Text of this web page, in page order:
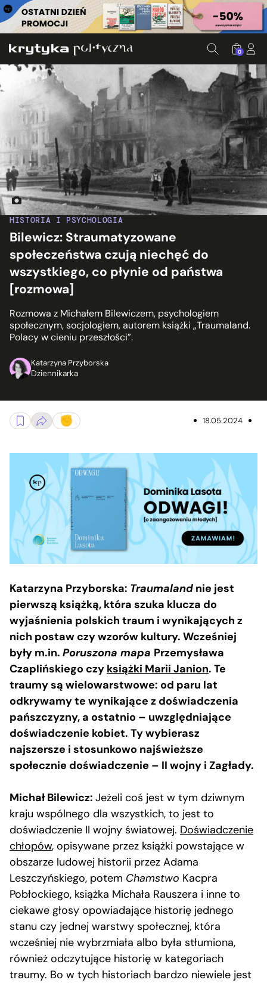
0
HISTORIA I PSYCHOLOGIA
Bilewicz: Straumatyzowane
społeczeństwa czują niechęć do
wszystkiego, co płynie od państwa
[rozmowa]
Rozmowa z Michałem Bilewiczem, psychologiem
społecznym, socjologiem, autorem książki „Traumaland.
Polacy w cieniu przeszłości”.
Katarzyna Przyborska
Dziennikarka
Zniszczony Białystok w 1941 roku. Fot. Narodowe Archiwum
18.05.2024
Katarzyna Przyborska: Traumaland nie jest
pierwszą książką, która szuka klucza do
wyjaśnienia polskich traum i wynikających z
nich postaw czy wzorów kultury. Wcześniej
były m.in. Poruszona mapa Przemysława
Czaplińskiego czy książki Marii Janion. Te
traumy są wielowarstwowe: od paru lat
odkrywamy te wynikające z doświadczenia
pańszczyzny, a ostatnio – uwzględniające
doświadczenie kobiet. Ty wybierasz
najszersze i stosunkowo najświeższe
społecznie doświadczenie – II wojny i Zagłady.
Michał Bilewicz: Jeżeli coś jest w tym dziwnym
kraju wspólnego dla wszystkich, to jest to
doświadczenie II wojny światowej. Doświadczenie
chłopów, opisywane przez książki powstające w
obszarze ludowej historii przez Adama
Leszczyńskiego, potem Chamstwo Kacpra
Pobłockiego, książka Michała Rauszera i inne to
ciekawe głosy opowiadające historię jednego
stanu czy jednej warstwy społecznej, która
wcześniej nie wybrzmiała albo była stłumiona,
również odczytujące historię w kategoriach
traumy. Bo w tych historiach bardzo niewiele jest